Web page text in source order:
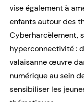
vise également à
enfants autour des
Cyberharcèlement,
hyperconnectivité :
valaisanne œuvre
numérique au sein
sensibiliser les